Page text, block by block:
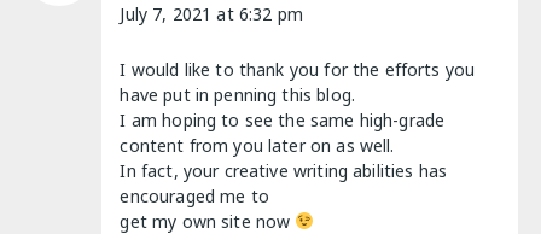
July 7, 2021 at 6:32 pm
I would like to thank you for the efforts you
have put in penning this blog.
I am hoping to see the same high-grade
content from you later on as well.
In fact, your creative writing abilities has
encouraged me to
get my own site now